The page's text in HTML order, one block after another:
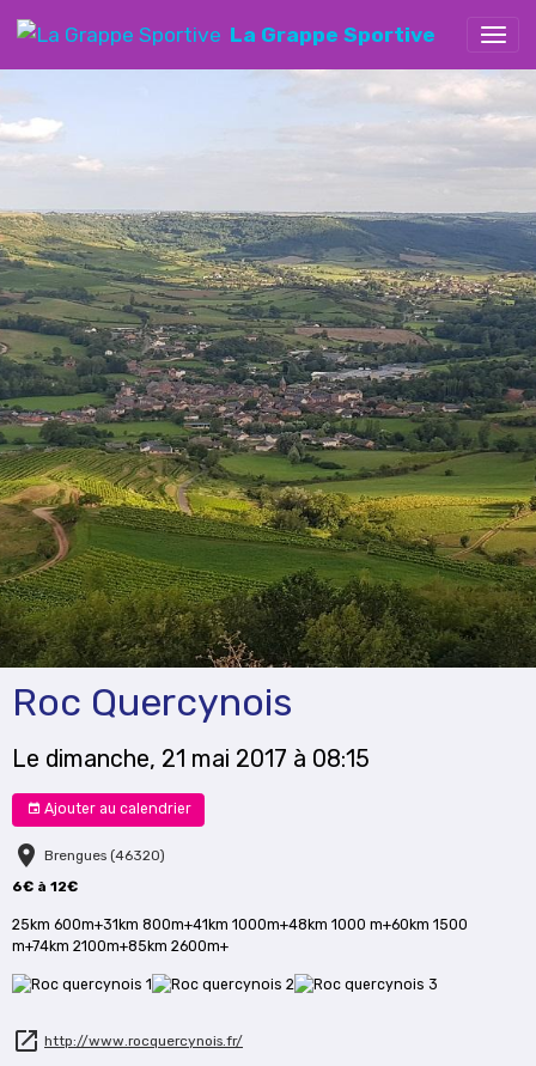
La Grappe Sportive
Roc Quercynois
Le dimanche, 21 mai 2017 à 08:15
Ajouter au calendrier
Brengues (46320)
6€ à 12€
25km 600m+31km 800m+41km 1000m+48km 1000 m+60km 1500
m+74km 2100m+85km 2600m+
http://www.rocquercynois.fr/